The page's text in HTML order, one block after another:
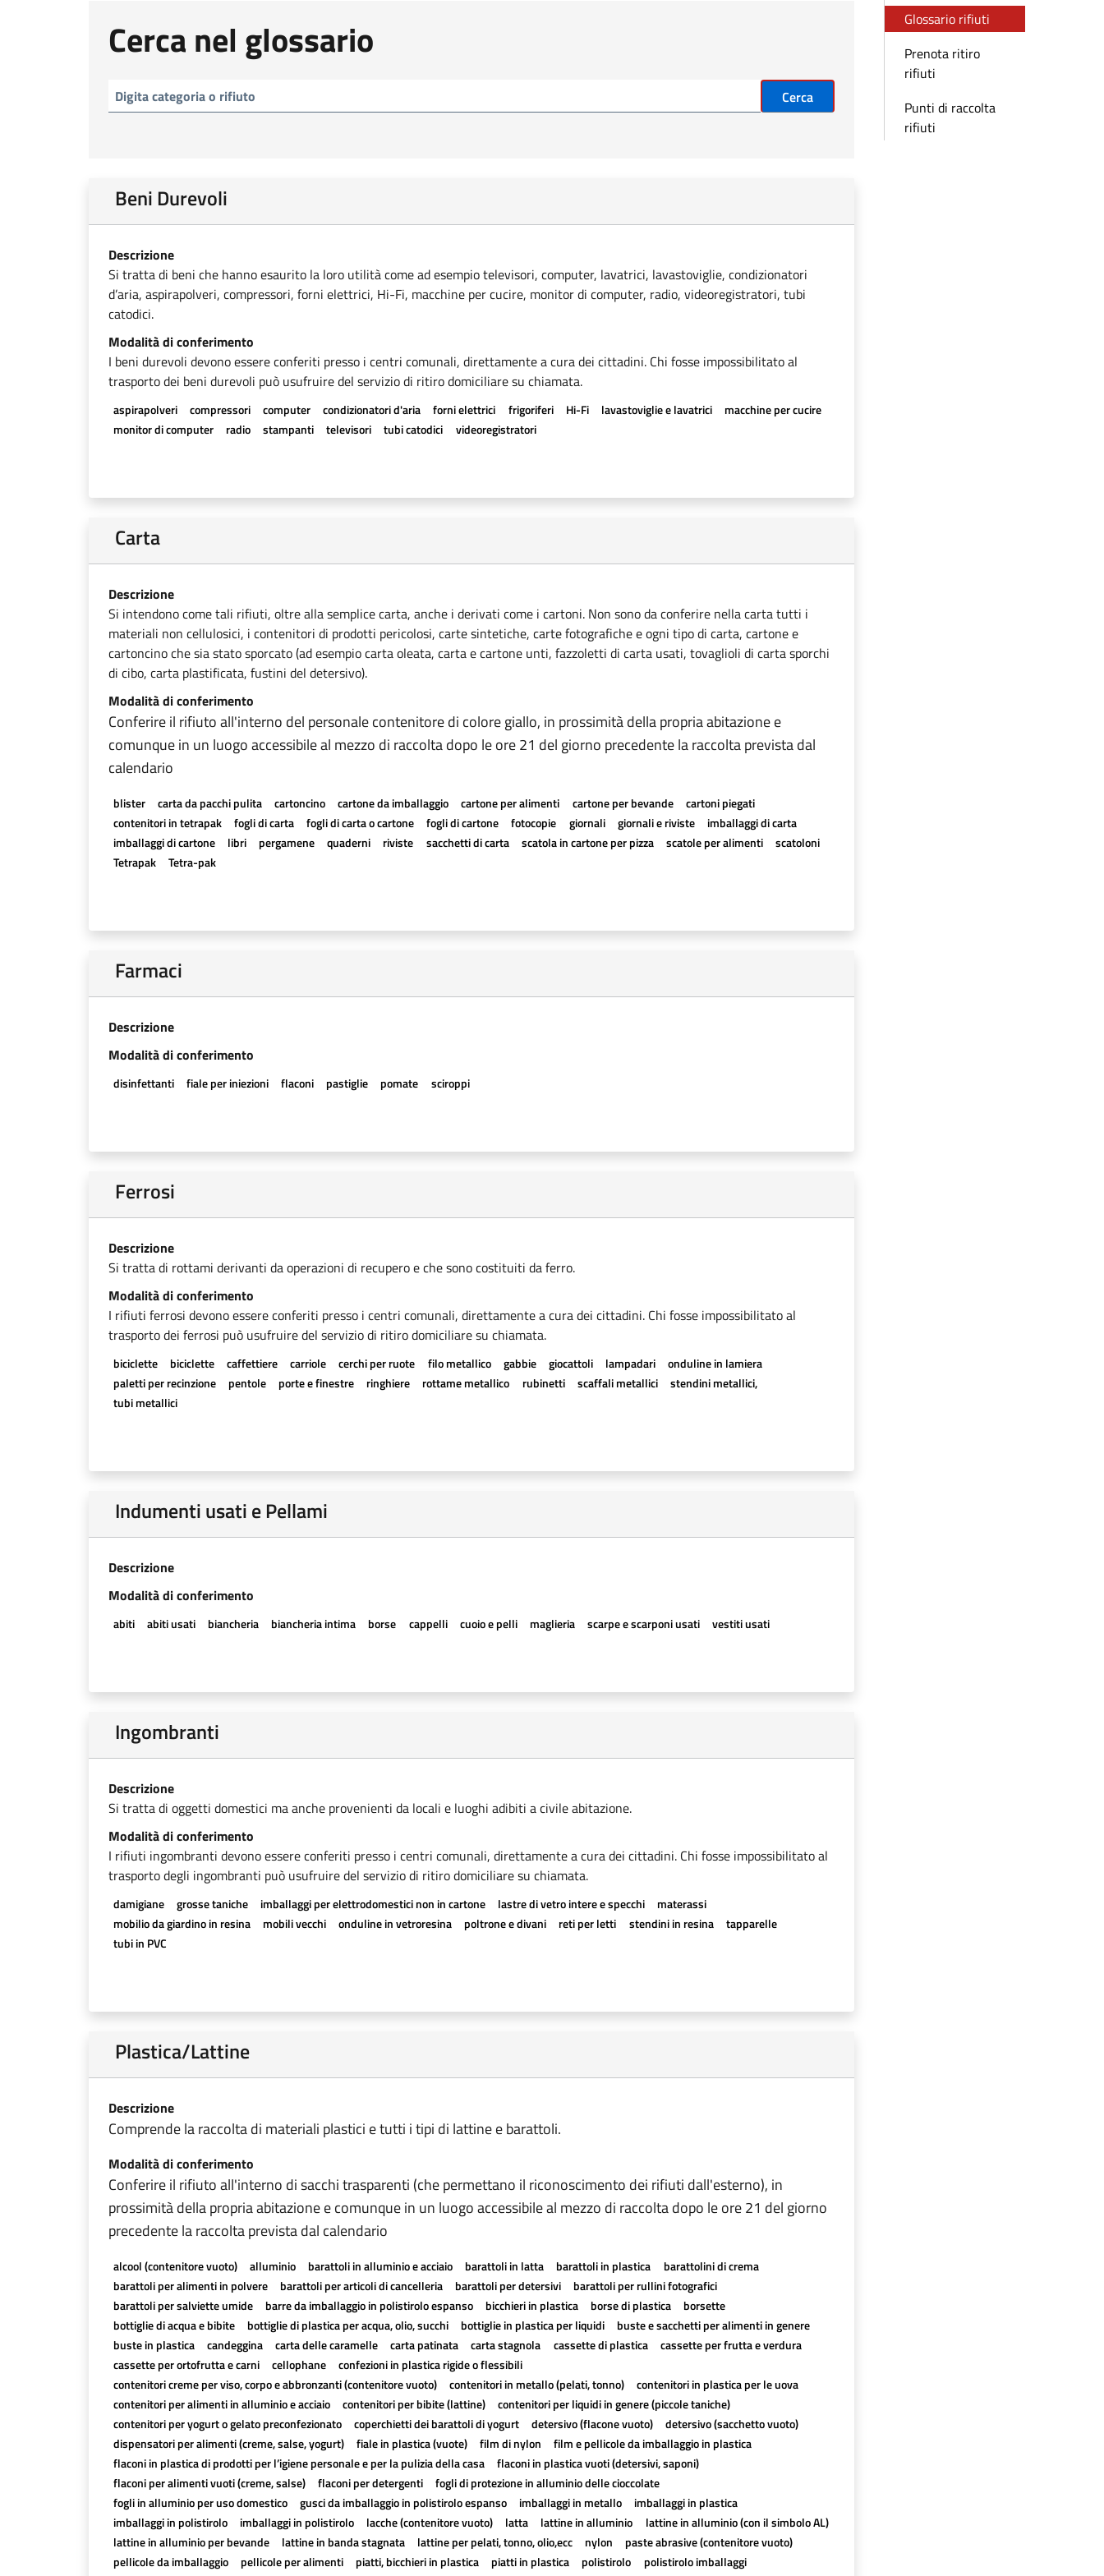
Cerca nel glossario
Cerca
Beni Durevoli
Descrizione
Si tratta di beni che hanno esaurito la loro utilità come ad esempio televisori, computer, lavatrici, lavastoviglie, condizionatori
d’aria, aspirapolveri, compressori, forni elettrici, Hi-Fi, macchine per cucire, monitor di computer, radio, videoregistratori, tubi
catodici.
Modalità di conferimento
I beni durevoli devono essere conferiti presso i centri comunali, direttamente a cura dei cittadini. Chi fosse impossibilitato al
trasporto dei beni durevoli può usufruire del servizio di ritiro domiciliare su chiamata.
aspirapolveri compressori computer condizionatori d'aria forni elettrici frigoriferi Hi-Fi lavastoviglie e lavatrici
macchine per cucire
monitor di computer
radio stampanti televisori tubi catodici videoregistratori
Carta
Descrizione
Si intendono come tali rifiuti, oltre alla semplice carta, anche i derivati come i cartoni. Non sono da conferire nella carta tutti i
materiali non cellulosici, i contenitori di prodotti pericolosi, carte sintetiche, carte fotografiche e ogni tipo di carta, cartone e
cartoncino che sia stato sporcato (ad esempio carta oleata, carta e cartone unti, fazzoletti di carta usati, tovaglioli di carta sporchi
di cibo, carta plastificata, fustini del detersivo).
Modalità di conferimento
Conferire il rifiuto all'interno del personale contenitore di colore giallo, in prossimità della propria abitazione e
comunque in un luogo accessibile al mezzo di raccolta dopo le ore 21 del giorno precedente la raccolta prevista dal
calendario
blister carta da pacchi pulita cartoncino cartone da imballaggio cartone per alimenti cartone per bevande
cartoni piegati
contenitori in tetrapak
fogli di carta fogli di carta o cartone fogli di cartone fotocopie giornali giornali e riviste
imballaggi di carta
imballaggi di cartone
libri pergamene quaderni riviste sacchetti di carta scatola in cartone per pizza scatole per alimenti
scatoloni
Tetrapak
Tetra-pak
Farmaci
Descrizione
Modalità di conferimento
disinfettanti fiale per iniezioni flaconi pastiglie pomate sciroppi
Ferrosi
Descrizione
Si tratta di rottami derivanti da operazioni di recupero e che sono costituiti da ferro.
Modalità di conferimento
I rifiuti ferrosi devono essere conferiti presso i centri comunali, direttamente a cura dei cittadini. Chi fosse impossibilitato al
trasporto dei ferrosi può usufruire del servizio di ritiro domiciliare su chiamata.
biciclette biciclette caffettiere carriole cerchi per ruote filo metallico gabbie giocattoli lampadari
onduline in lamiera
paletti per recinzione
pentole porte e finestre ringhiere rottame metallico rubinetti scaffali metallici
stendini metallici,
tubi metallici
Indumenti usati e Pellami
Descrizione
Modalità di conferimento
abiti abiti usati biancheria biancheria intima borse cappelli cuoio e pelli maglieria scarpe e scarponi usati vestiti usati
Ingombranti
Descrizione
Si tratta di oggetti domestici ma anche provenienti da locali e luoghi adibiti a civile abitazione.
Modalità di conferimento
I rifiuti ingombranti devono essere conferiti presso i centri comunali, direttamente a cura dei cittadini. Chi fosse impossibilitato al
trasporto degli ingombranti può usufruire del servizio di ritiro domiciliare su chiamata.
damigiane grosse taniche imballaggi per elettrodomestici non in cartone lastre di vetro intere e specchi
materassi
mobilio da giardino in resina
mobili vecchi onduline in vetroresina poltrone e divani reti per letti stendini in resina
tapparelle
tubi in PVC
Plastica/Lattine
Descrizione
Comprende la raccolta di materiali plastici e tutti i tipi di lattine e barattoli.
Modalità di conferimento
Conferire il rifiuto all'interno di sacchi trasparenti (che permettano il riconoscimento dei rifiuti dall'esterno), in
prossimità della propria abitazione e comunque in un luogo accessibile al mezzo di raccolta dopo le ore 21 del giorno
precedente la raccolta prevista dal calendario
alcool (contenitore vuoto) alluminio barattoli in alluminio e acciaio barattoli in latta barattoli in plastica
barattolini di crema
barattoli per alimenti in polvere
barattoli per articoli di cancelleria barattoli per detersivi
barattoli per rullini fotografici
barattoli per salviette umide
barre da imballaggio in polistirolo espanso bicchieri in plastica borse di plastica
borsette
bottiglie di acqua e bibite
bottiglie di plastica per acqua, olio, succhi bottiglie in plastica per liquidi
buste e sacchetti per alimenti in genere
buste in plastica
candeggina carta delle caramelle carta patinata carta stagnola cassette di plastica
cassette per frutta e verdura
cassette per ortofrutta e carni
cellophane
confezioni in plastica rigide o flessibili
contenitori creme per viso, corpo e abbronzanti (contenitore vuoto)
contenitori in metallo (pelati, tonno)
contenitori in plastica per le uova
contenitori per alimenti in alluminio e acciaio
contenitori per bibite (lattine)
contenitori per liquidi in genere (piccole taniche)
contenitori per yogurt o gelato preconfezionato
coperchietti dei barattoli di yogurt detersivo (flacone vuoto)
detersivo (sacchetto vuoto)
dispensatori per alimenti (creme, salse, yogurt)
fiale in plastica (vuote) film di nylon
film e pellicole da imballaggio in plastica
flaconi in plastica di prodotti per l’igiene personale e per la pulizia della casa
flaconi in plastica vuoti (detersivi, saponi)
flaconi per alimenti vuoti (creme, salse)
flaconi per detergenti
fogli di protezione in alluminio delle cioccolate
fogli in alluminio per uso domestico
gusci da imballaggio in polistirolo espanso imballaggi in metallo
imballaggi in plastica
imballaggi in polistirolo
imballaggi in polistirolo lacche (contenitore vuoto) latta lattine in alluminio
lattine in alluminio (con il simbolo AL)
lattine in alluminio per bevande
lattine in banda stagnata lattine per pelati, tonno, olio,ecc nylon
paste abrasive (contenitore vuoto)
pellicole da imballaggio
pellicole per alimenti piatti, bicchieri in plastica piatti in plastica polistirolo
polistirolo imballaggi
Glossario rifiuti
Prenota ritiro
rifiuti
Punti di raccolta
rifiuti